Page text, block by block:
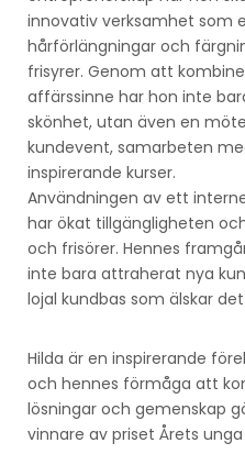
innovativ verksamhet som
hårförlängningar och
frisyrer. Genom att
affärssinne har hon inte
skönhet, utan även en
kundevent, samarbeten
inspirerande kurser.
Användningen av ett
har ökat tillgängligheten
och frisörer. Hennes
inte bara attraherat nya
lojal kundbas som älskar
Hilda är en inspirerande
och hennes förmåga att
lösningar och gemenskap
vinnare av priset Årets